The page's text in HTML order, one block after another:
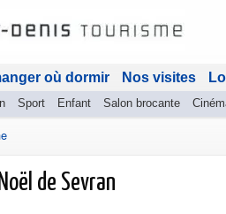
Sport Enfant Salon brocante
où dormir Nos visites
de Sevran